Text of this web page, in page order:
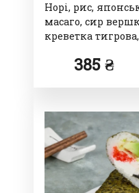
Норі, рис,
масаго, сир
креветка
цибуля зелена,
385 ₴